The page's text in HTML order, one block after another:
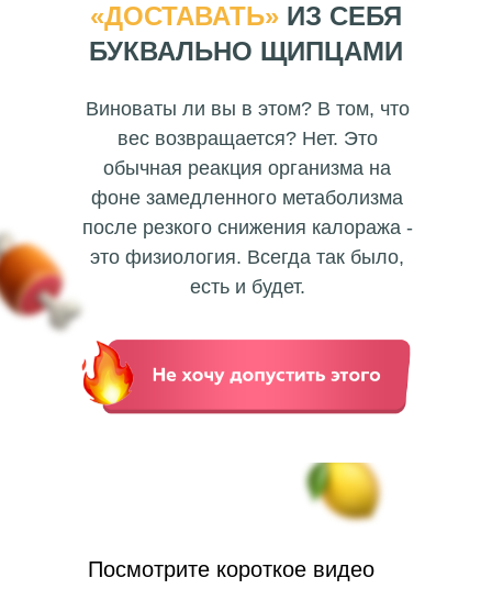
«ДОСТАВАТЬ» ИЗ СЕБЯ
БУКВАЛЬНО ЩИПЦАМИ
Виноваты ли вы в этом? В том, что
вес возвращается? Нет. Это
обычная реакция организма на
фоне замедленного метаболизма
после резкого снижения калоража -
это физиология. Всегда так было,
есть и будет.
Посмотрите короткое видео